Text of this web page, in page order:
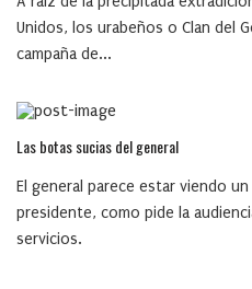
Unidos, los urabeños o Clan del
campaña de...
Las botas sucias del general
El general parece estar viendo
presidente, como pide la
servicios.